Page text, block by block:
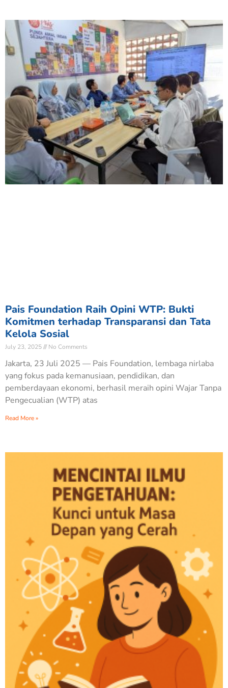
Pais Foundation Raih Opini WTP: Bukti
Komitmen terhadap Transparansi dan Tata
Kelola Sosial
July 23, 2025 No Comments
Jakarta, 23 Juli 2025 — Pais Foundation, lembaga nirlaba
yang fokus pada kemanusiaan, pendidikan, dan
pemberdayaan ekonomi, berhasil meraih opini Wajar Tanpa
Pengecualian (WTP) atas
Read More »